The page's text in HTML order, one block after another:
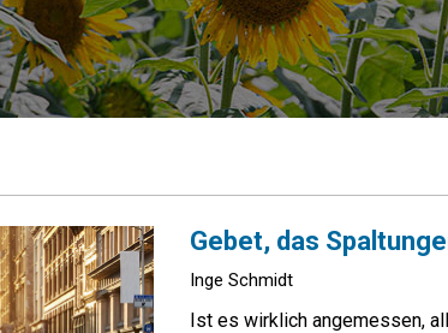
Gebet, das
Inge Schmidt
Ist es wirklich angemessen,